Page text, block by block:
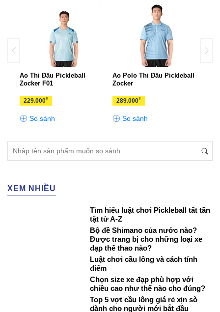
Áo Thi Đấu Pickleball
Zocker F01
229.000₫
So sánh
Áo Polo Thi Đấu Pickleball
Zocker
289.000₫
So sánh
XEM NHIỀU
Tìm hiểu luật chơi Pickleball tất tần
tật từ A-Z
Bộ đề Shimano của nước nào?
Được trang bị cho những loại xe
đạp thể thao nào?
Luật chơi cầu lông và cách tính
điểm
Chọn size xe đạp phù hợp với
chiều cao như thế nào cho đúng?
Top 5 vợt cầu lông giá rẻ xịn sò
dành cho người mới bắt đầu